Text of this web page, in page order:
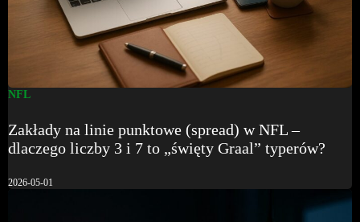
NFL
Zakłady na linie punktowe (spread) w NFL –
dlaczego liczby 3 i 7 to „święty Graal” typerów?
2026-05-01